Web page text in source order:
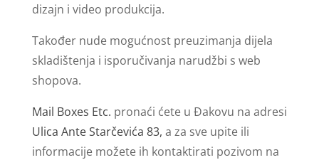
dizajn i video produkcija.
Također nude mogućnost preuzimanja dijela
skladištenja i isporučivanja narudžbi s web
shopova.
Mail Boxes Etc. pronaći ćete u Đakovu na adresi
Ulica Ante Starčevića 83, a za sve upite ili
informacije možete ih kontaktirati pozivom na